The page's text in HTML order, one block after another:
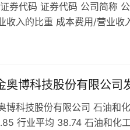
券代码 证券代码 公司简称
收入的比重 成本费用/营业
奥博科技股份有限公司
博科技股份有限公司 石油和
行业平均 38.74 石油和化